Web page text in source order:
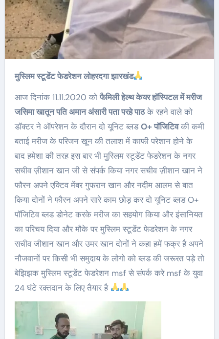
मुस्लिम स्टूडेंट फेडरेशन लोहरदगा झारखंड
आज दिनांक 11.11.2020 कोफैमिली हेल्थ केयर हॉस्पिटल में मरीज
जसिमा खातून पति अमान अंसारी पता परहे पाठके रहने वाले को
डॉक्टर ने ऑपरेशन के दौरान दो यूनिट ब्लडO+ पॉजिटिवकी कमी
बताई मरीज के परिजन खून की तलाश में काफी परेशान होने के
बाद हमेशा की तरह इस बार भी मुस्लिम स्टूडेंट फेडरेशन के नगर
सचीव ज़ीशान खान जी से संपर्क किया नगर सचीव ज़ीशान खान ने
फौरन अपने एक्टिव मेंबर गुफरान खान और नदीम आलम से बात
किया दोनों ने फौरन अपने सारे काम छोड़ कर दो यूनिट ब्लड O+
पॉजिटिव ब्लड डोनेट करके मरीज का सहयोग किया और इंसानियत
का परिचय दिया और मौके पर मुस्लिम स्टूडेंट फेडरेशन के नगर
सचीव जीशान खान और उमर खान दोनों ने कहा हमें फक्र है अपने
नौजवानों पर किसी भी समुदाय के लोगो को ब्लड की जरूरत पड़े तो
बेझिझक मुस्लिम स्टूडेंट फेडरेशन msf से संपर्क करे msf के युवा
24 घंटे रक्तदान के लिए तैयार है